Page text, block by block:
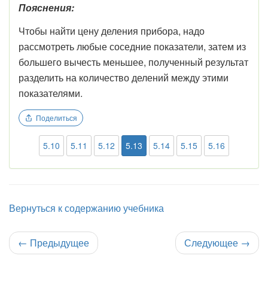
Пояснения:
Чтобы найти цену деления прибора, надо
рассмотреть любые соседние показатели, затем из
большего вычесть меньшее, полученный результат
разделить на количество делений между этими
показателями.
Поделиться
5.10 5.11 5.12 5.13 5.14 5.15 5.16
Вернуться к содержанию учебника
← Предыдущее Следующее →